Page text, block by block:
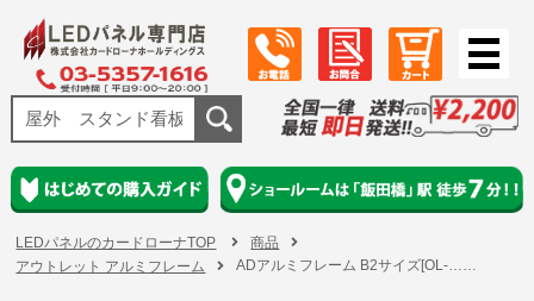
LEDパネルのカードローナTOP
商品
アウトレット アルミフレーム
ADアルミフレーム B2サイズ[OL-……